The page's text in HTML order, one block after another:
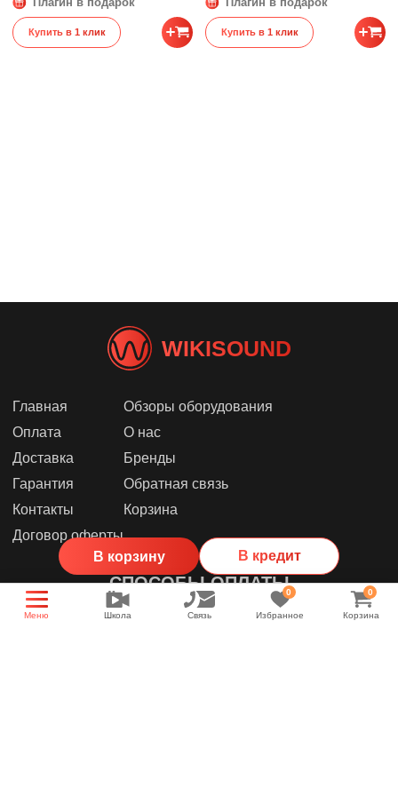
В корзину В кредит
Купить в 1 клик Купить в 1 клик
WIKISOUND
Главная
Оплата
Доставка
Гарантия
Контакты
Договор оферты
Обзоры оборудования
О нас
Бренды
Обратная связь
Корзина
СПОСОБЫ ОПЛАТЫ
Меню Школа Связь
0
Избранное
0
Корзина